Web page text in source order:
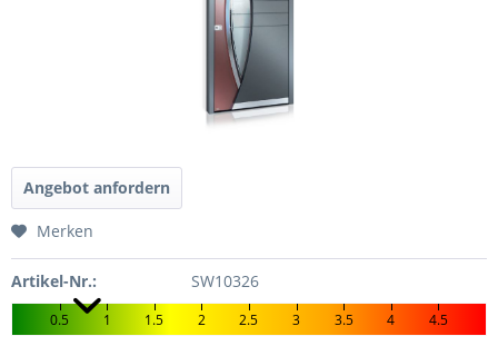
Angebot anfordern
Merken
Artikel-Nr.: SW10326
0.5 1 1.5 2 2.5 3 3.5 4 4.5